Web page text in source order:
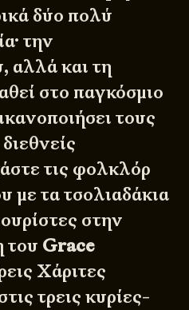
δύο πολύ
την
αλλά και τη
στο παγκόσμιο
τους
τις φολκλόρ
με τα τσολιαδάκια
στην
του Grace
Χάριτες
τρεις κυρίες-